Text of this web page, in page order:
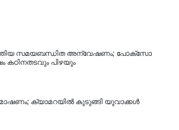
സമയബന്ധിത അന്വേഷണം; പോക്സോ
കഠിനതടവും പിഴയും
ക്യാമറയിൽ കുടുങ്ങി യുവാക്കൾ